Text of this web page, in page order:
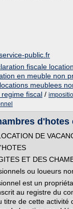
public.fr
fiscale
en meuble non
locations meublees
fiscal /
d'hotes
DE
ET DES
ou loueurs
est un
au registre du
titre de cette activité